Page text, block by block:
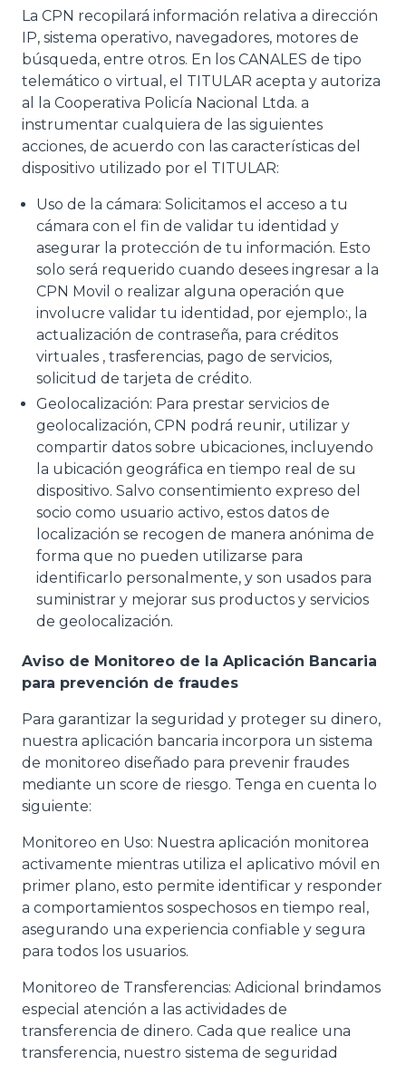
La CPN recopilará información relativa a dirección
IP, sistema operativo, navegadores, motores de
búsqueda, entre otros. En los CANALES de tipo
telemático o virtual, el TITULAR acepta y autoriza
al la Cooperativa Policía Nacional Ltda. a
instrumentar cualquiera de las siguientes
acciones, de acuerdo con las características del
dispositivo utilizado por el TITULAR:
Uso de la cámara: Solicitamos el acceso a tu
cámara con el fin de validar tu identidad y
asegurar la protección de tu información. Esto
solo será requerido cuando desees ingresar a la
CPN Movil o realizar alguna operación que
involucre validar tu identidad, por ejemplo:, la
actualización de contraseña, para créditos
virtuales , trasferencias, pago de servicios,
solicitud de tarjeta de crédito.
Geolocalización: Para prestar servicios de
geolocalización, CPN podrá reunir, utilizar y
compartir datos sobre ubicaciones, incluyendo
la ubicación geográfica en tiempo real de su
dispositivo. Salvo consentimiento expreso del
socio como usuario activo, estos datos de
localización se recogen de manera anónima de
forma que no pueden utilizarse para
identificarlo personalmente, y son usados para
suministrar y mejorar sus productos y servicios
de geolocalización.
Aviso de Monitoreo de la Aplicación Bancaria
para prevención de fraudes
Para garantizar la seguridad y proteger su dinero,
nuestra aplicación bancaria incorpora un sistema
de monitoreo diseñado para prevenir fraudes
mediante un score de riesgo. Tenga en cuenta lo
siguiente:
Monitoreo en Uso: Nuestra aplicación monitorea
activamente mientras utiliza el aplicativo móvil en
primer plano, esto permite identificar y responder
a comportamientos sospechosos en tiempo real,
asegurando una experiencia confiable y segura
para todos los usuarios.
Monitoreo de Transferencias: Adicional brindamos
especial atención a las actividades de
transferencia de dinero. Cada que realice una
transferencia, nuestro sistema de seguridad